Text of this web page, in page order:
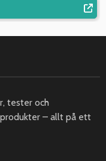
tester och
– allt på ett